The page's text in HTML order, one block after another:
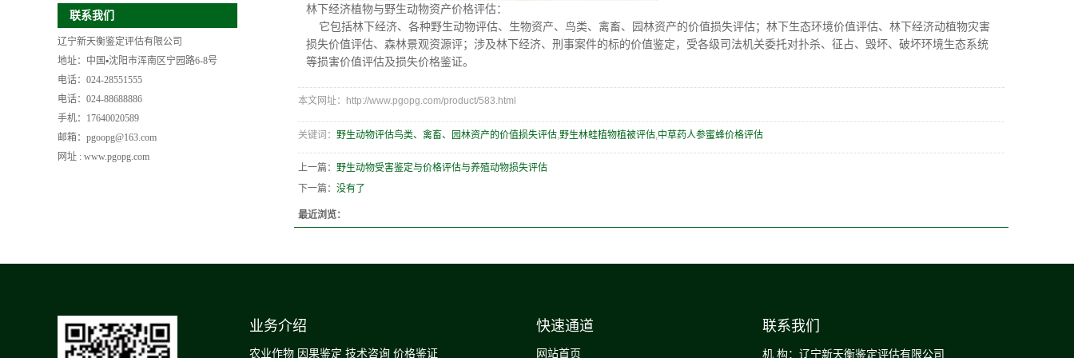
联系我们
辽宁新天衡鉴定评估有限公司
地址：中国▪沈阳市浑南区宁园路6-8号
电话：024-28551555
电话：024-88688886
手机：17640020589
邮箱：pgoopg@163.com
网址 : www.pgopg.com
林下经济植物与野生动物资产价格评估：
它包括林下经济、各种野生动物评估、生物资产、鸟类、禽畜、园林资产的价值损失评估；林下生态环境价值评估、林下经济动植物灾害
损失价值评估、森林景观资源评；涉及林下经济、刑事案件的标的价值鉴定，受各级司法机关委托对扑杀、征占、毁坏、破坏环境生态系统
等损害价值评估及损失价格鉴证。
本文网址：http://www.pgopg.com/product/583.html
关键词： 野生动物评估鸟类、禽畜、园林资产的价值损失评估,野生林蛙植物植被评估,中草药人参蜜蜂价格评估
上一篇： 野生动物受害鉴定与价格评估与养殖动物损失评估
下一篇： 没有了
最近浏览：
业务介绍
农业作物 因果鉴定 技术咨询 价格鉴证
快速通道
网站首页
联系我们
机 构：辽宁新天衡鉴定评估有限公司